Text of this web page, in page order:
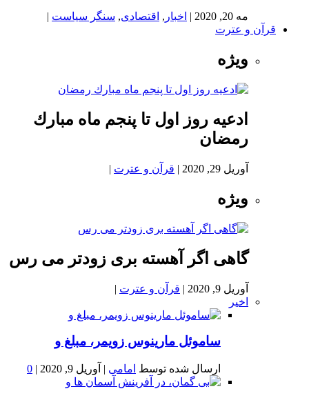
مه 20, 2020 | اخبار , اقتصادی, سنگر سیاست |
قرآن و عترت
ویژه
ادعيه روز اول تا پنجم ماه مبارك
رمضان
آوریل 29, 2020 | قرآن و عترت |
ویژه
گاهی اگر آهسته بری زودتر می رس
آوریل 9, 2020 | قرآن و عترت |
اخیر
ساموئل مارینوس زویمر، مبلغ و
ارسال شده توسط امامی | آوریل 9, 2020 |
0